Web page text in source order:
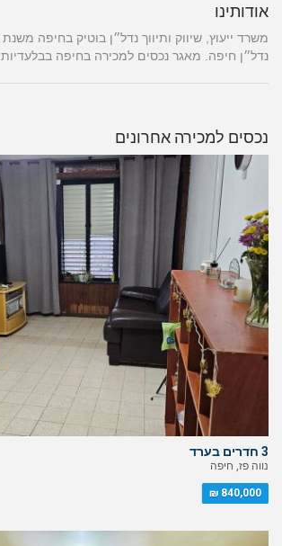
אודותינו
נדל״ן חיפה. מאגר נכסים למכירה בחיפה בבלעדיות.
נכסים למכירה אחרונים
3 חדרים בערד
נווה פז, חיפה
840,000 ₪